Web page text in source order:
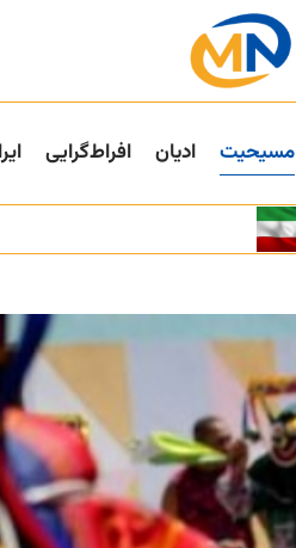
مسیحیت ادیان افراط‌گرایی